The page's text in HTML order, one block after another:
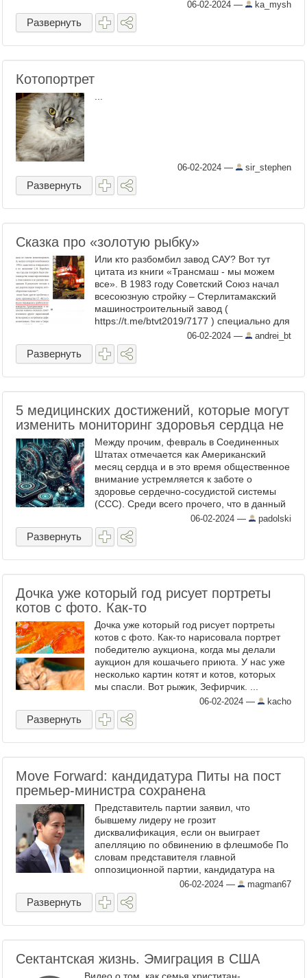
06-02-2024 — ka_mysh
Развернуть
Котопортрет
06-02-2024 — sir_stephen
Развернуть
Сказка про «золотую рыбку»
Или кто разбомбил завод САУ? Вот тут
цитата из книги «Трансмаш - мы можем
все». В 1983 году Советский Союз начал
всесоюзную стройку – Стерлитамакский
машиностроительный завод (
https://t.me/btvt2019/7177 ) специально для
новых «Мста-С» не дожидаясь окончания
их испытаний. Миллиарды ...
06-02-2024 — andrei_bt
Развернуть
5 медицинских достижений, которые могут
изменить мониторинг здоровья сердца не
Между прочим, февраль в Соединенных
Штатах отмечается как Американский
месяц сердца и в это время общественное
внимание устремляется к заботе о
здоровье сердечно-сосудистой системы
(ССС). Среди всего прочего, что в данный
момент печатается по этой теме в
англоязычной периодике, ...
06-02-2024 — padolski
Развернуть
Дочка уже который год рисует портреты
котов с фото. Как-то
Дочка уже который год рисует портреты
котов с фото. Как-то нарисовала портрет
победителю аукциона, когда мы делали
аукцион для кошачьего приюта. У нас уже
несколько картин котят и котов, которых
мы спасли. Вот рыжик, Зефирчик. ...
06-02-2024 — kacho
Развернуть
Move Forward: кандидатура Питы на пост
премьер-министра сохранена
Представитель партии заявил, что
бывшему лидеру не грозит
дисквалификация, если он выиграет
апелляцию по обвинению в флешмобе По
словам представителя главной
оппозиционной партии, кандидатура на
пост премьер-министра Пита
Лимчароенрата, главного советника
партии «Движение вперед», ...
06-02-2024 — magman67
Развернуть
Сектантская жизнь. Эмиграция в США